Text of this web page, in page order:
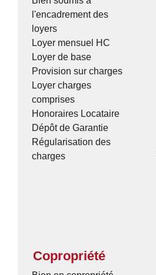
l'encadrement des
loyers
Loyer mensuel HC
Loyer de base
Provision sur charges
Loyer charges
comprises
Honoraires Locataire
Dépôt de Garantie
Régularisation des
charges
Copropriété